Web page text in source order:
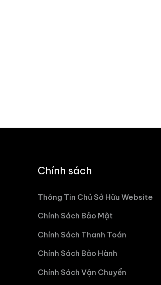
Chính sách
Thông Tin Chủ Sở Hữu Website
Chính Sách Bảo Mật
Chính Sách Thanh Toán
Chính Sách Bảo Hành
Chính Sách Vận Chuyển